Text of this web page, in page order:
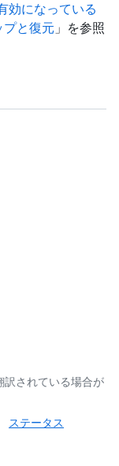
効になっている
と復元 」を参照
訳されている場合が
ステータス